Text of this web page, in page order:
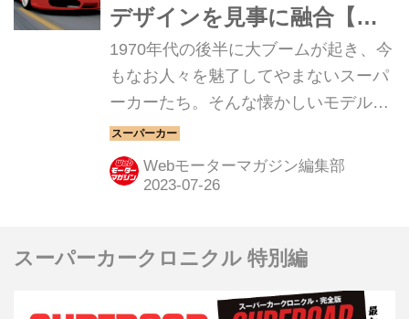
デザインを見事に融合【ス
ーパーカークロニクル／
056】
1970年代の後半に大ブームが起き、今
もなお人々を魅了してやまないスーパ
ーカーたち。そんな懐かしいモデルか
ら現代のハイパースポーツまでを紹介
していく、スーパーカークロニクル。
今回は、フェラーリ F430だ。
Webモーターマガジン編集部
スーパーカークロニクル 特別編